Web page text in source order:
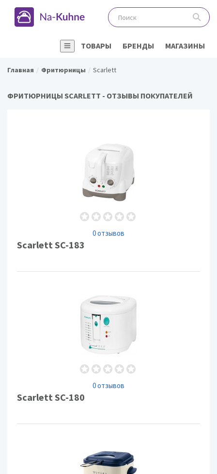
ТОВАРЫ БРЕНДЫ МАГАЗИНЫ
Главная Фритюрницы Scarlett
ФРИТЮРНИЦЫ SCARLETT - ОТЗЫВЫ ПОКУПАТЕЛЕЙ
0 отзывов
Scarlett SC-183
0 отзывов
Scarlett SC-180